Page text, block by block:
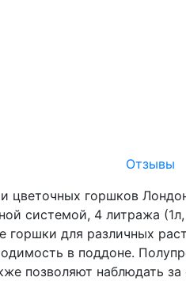
Отзывы
цветочных горшков
системой, 4 литража (1л,
для различных
в поддоне.
позволяют наблюдать за